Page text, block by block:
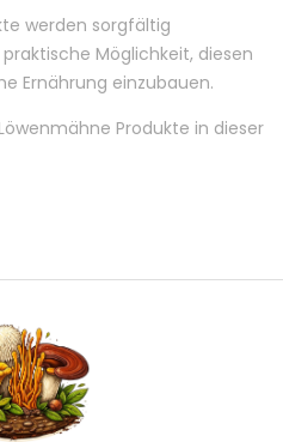
werden sorgfältig
Möglichkeit, diesen
Ernährung einzubauen.
Produkte in dieser